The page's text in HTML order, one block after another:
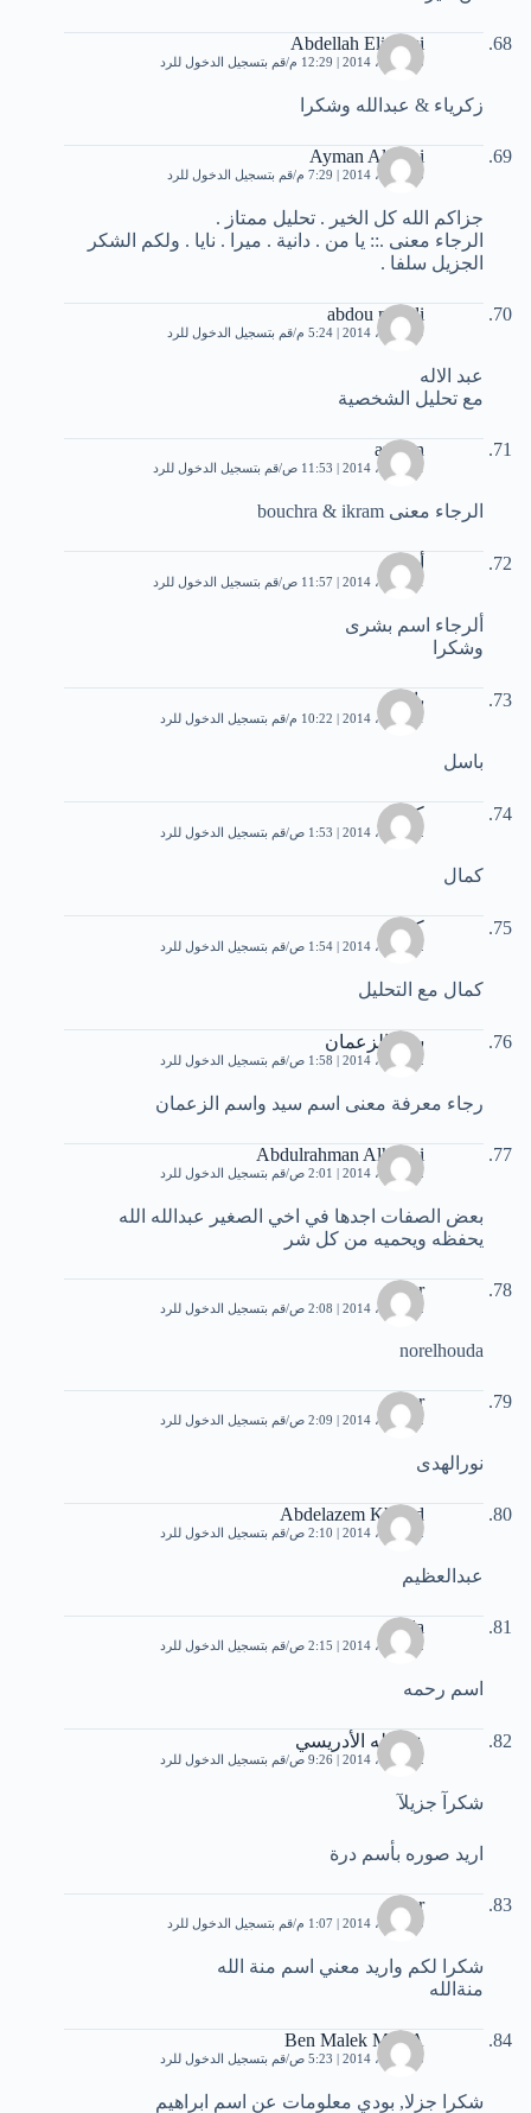
Abdellah Elidrissi
18 أبريل، 2014 | 12:29 م قم بتسجيل الدخول للرد
زكرياء & عبدالله وشكرا
Ayman Aljnobi
18 أبريل، 2014 | 7:29 م قم بتسجيل الدخول للرد
جزاكم الله كل الخير . تحليل ممتاز .
الرجاء معنى .:: يا من . دانية . ميرا . نايا . ولكم الشكر
الجزيل سلفا .
abdou millali
19 أبريل، 2014 | 5:24 م قم بتسجيل الدخول للرد
عبد الاله
مع تحليل الشخصية
ayman
21 أبريل، 2014 | 11:53 ص قم بتسجيل الدخول للرد
الرجاء معنى bouchra & ikram
أيمن
21 أبريل، 2014 | 11:57 ص قم بتسجيل الدخول للرد
ألرجاء اسم بشرى
وشكرا
باسل
21 أبريل، 2014 | 10:22 م قم بتسجيل الدخول للرد
باسل
كمال
22 أبريل، 2014 | 1:53 ص قم بتسجيل الدخول للرد
كمال
كمال
22 أبريل، 2014 | 1:54 ص قم بتسجيل الدخول للرد
كمال مع التحليل
سيد الزعمان
22 أبريل، 2014 | 1:58 ص قم بتسجيل الدخول للرد
رجاء معرفة معنى اسم سيد واسم الزعمان
Abdulrahman Alharthi
22 أبريل، 2014 | 2:01 ص قم بتسجيل الدخول للرد
بعض الصفات اجدها في اخي الصغير عبدالله الله
يحفظه ويحميه من كل شر
nour
22 أبريل، 2014 | 2:08 ص قم بتسجيل الدخول للرد
norelhouda
nour
22 أبريل، 2014 | 2:09 ص قم بتسجيل الدخول للرد
نورالهدى
Abdelazem Khaled
22 أبريل، 2014 | 2:10 ص قم بتسجيل الدخول للرد
عبدالعظيم
nahla
22 أبريل، 2014 | 2:15 ص قم بتسجيل الدخول للرد
اسم رحمه
عبدالله الأدريسي
22 أبريل، 2014 | 9:26 ص قم بتسجيل الدخول للرد
شكرآ جزيلآ
اريد صوره بأسم درة
nour
23 أبريل، 2014 | 1:07 م قم بتسجيل الدخول للرد
شكرا لكم واريد معني اسم منة الله
منةالله
Ben Malek Med A
28 أبريل، 2014 | 5:23 ص قم بتسجيل الدخول للرد
شكرا جزلا, بودي معلومات عن اسم ابراهيم